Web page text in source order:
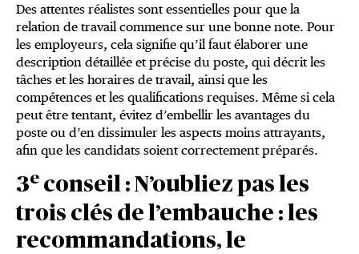
Des attentes réalistes sont essentielles pour que la
relation de travail commence sur une bonne note. Pour
les employeurs, cela signifie qu’il faut élaborer une
description détaillée et précise du poste, qui décrit les
tâches et les horaires de travail, ainsi que les
compétences et les qualifications requises. Même si cela
peut être tentant, évitez d’embellir les avantages du
poste ou d’en dissimuler les aspects moins attrayants,
afin que les candidats soient correctement préparés.
3e conseil : N’oubliez pas les
trois clés de l’embauche : les
recommandations, le